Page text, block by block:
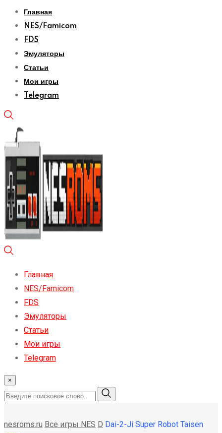
Главная
NES/Famicom
FDS
Эмуляторы
Статьи
Мои игры
Telegram
Главная
NES/Famicom
FDS
Эмуляторы
Статьи
Мои игры
Telegram
×
nesroms.ru Все игры NES D Dai-2-Ji Super Robot Taisen